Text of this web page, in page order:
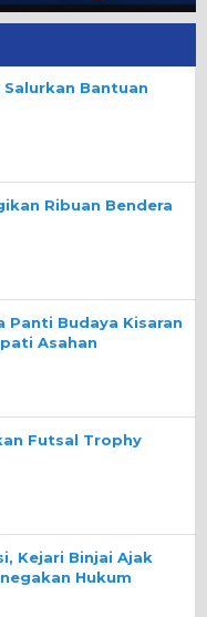
Salurkan Bantuan
Ribuan Bendera
Panti Budaya Kisaran
Asahan
Futsal Trophy
Kejari Binjai Ajak
Hukum